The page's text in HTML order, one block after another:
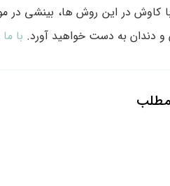
کاوش در این روش ها، بینشی در
دندان به دست خواهید آورد. با